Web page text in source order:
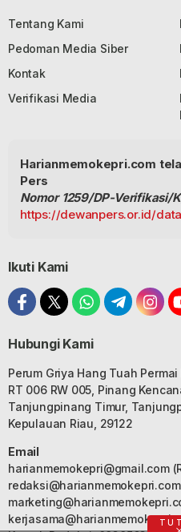
Tentang Kami
Pedoman Media Siber
Kontak
Verifikasi Media
Harianmemokepri.com
Pers
Nomor 1259/DP-Verifikasi/
https://dewanpers.or.id/data
Ikuti Kami
Hubungi Kami
Perum Griya Hang Tuah Permai
RT 006 RW 005, Pinang
Tanjungpinang Timur,
Kepulauan Riau, 29122
Email
harianmemokepri@gmail.com
redaksi@harianmemokepri.com